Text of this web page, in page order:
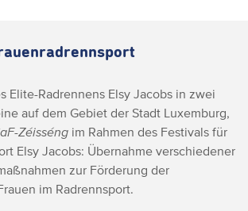
Elite-Radrennens Elsy Jacobs in zwei
auf dem Gebiet der Stadt Luxemburg,
Zéisséng im Rahmen des Festivals für
Elsy Jacobs: Übernahme verschiedener
zur Förderung der
im Radrennsport.